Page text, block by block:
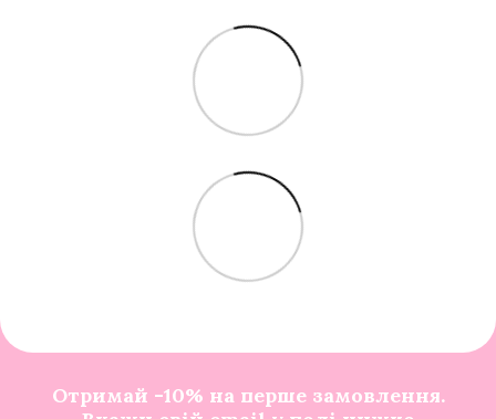
Отримай -10% на перше замовлення.